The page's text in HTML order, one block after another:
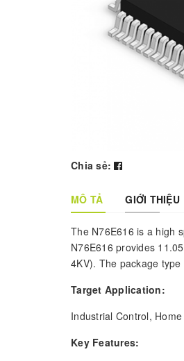
Chia sẻ:
MÔ TẢ GIỚI THIỆU
The N76E616 is a high
N76E616 provides
4KV). The package type
Target Application:
Industrial Control,
Key Features: